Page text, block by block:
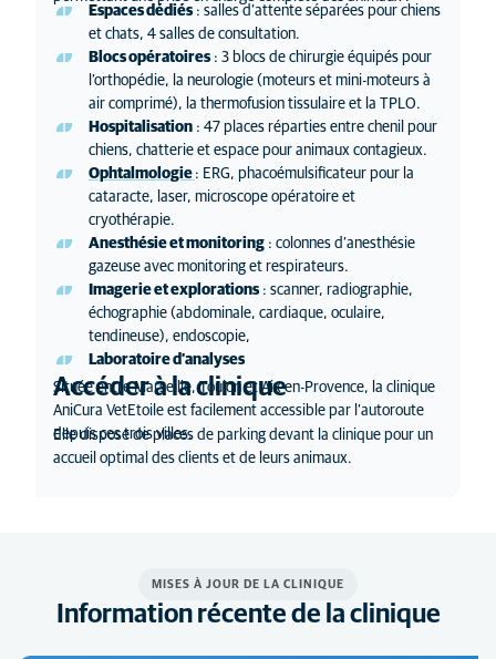
Espaces dédiés: salles d’attente séparées pour chiens
et chats, 4 salles de consultation.
Blocs opératoires: 3 blocs de chirurgie équipés pour
l’orthopédie, la neurologie (moteurs et mini-moteurs à
air comprimé), la thermofusion tissulaire et la TPLO.
Hospitalisation : 47 places réparties entre chenil pour
chiens, chatterie et espace pour animaux contagieux.
Ophtalmologie : ERG, phacoémulsificateur pour la
cataracte, laser, microscope opératoire et
cryothérapie.
Anesthésie et monitoring : colonnes d’anesthésie
gazeuse avec monitoring et respirateurs.
Imagerie et explorations: scanner, radiographie,
échographie (abdominale, cardiaque, oculaire,
tendineuse), endoscopie,
Laboratoire d’analyses
Accéder à la clinique
Située entre Marseille, Toulon et Aix-en-Provence, la clinique
AniCura VetEtoile est facilement accessible par l’autoroute
depuis ces trois villes.
Elle dispose de places de parking devant la clinique pour un
accueil optimal des clients et de leurs animaux.
MISES À JOUR DE LA CLINIQUE
Information récente de la clinique